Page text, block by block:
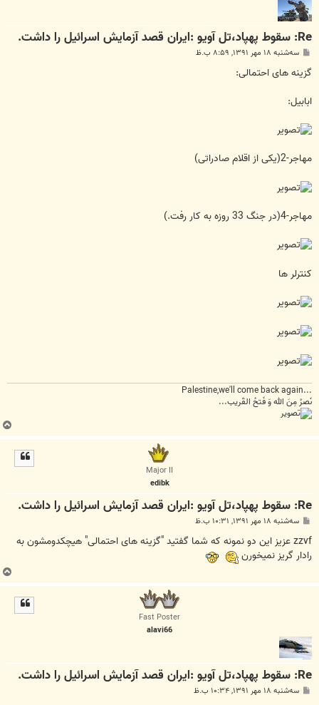
Re: سقوط پهپاد،تل آویو :ایران قصد آزمایش اسرائیل را داشت.
پ
ت
سه‌شنبه ۱۸ مهر ۱۳۹۱, ۸:۵۹ ب.ظ
گزینه های احتمالی:
ابابیل:
مهاجر-2(یکی از اقلام صادراتی)
مهاجر-4(در جنگ 33 روزه به کار رفت.)
کنترلر ها
...Palestine,we'll come back again
نَصرُ مِنَ الله وَ فَتحُ القَریب...
ب
ا
Major II
edibk
Re: سقوط پهپاد،تل آویو :ایران قصد آزمایش اسرائیل را داشت.
پ
ت
سه‌شنبه ۱۸ مهر ۱۳۹۱, ۱۰:۳۱ ب.ظ
zzvf عزیز این دو نمونه که شما گفتید "گزینه های احتمالی" هیچکدومشون به
رادار گریز نمیخورن
ب
ا
Fast Poster
alavi66
Re: سقوط پهپاد،تل آویو :ایران قصد آزمایش اسرائیل را داشت.
پ سه‌شنبه ۱۸ مهر ۱۳۹۱, ۱۰:۳۴ ب.ظ